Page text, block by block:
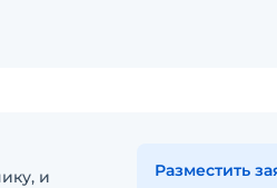
и
Разместить